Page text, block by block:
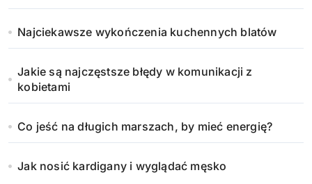
Najciekawsze wykończenia kuchennych blatów
Jakie są najczęstsze błędy w komunikacji z
kobietami
Co jeść na długich marszach, by mieć energię?
Jak nosić kardigany i wyglądać męsko